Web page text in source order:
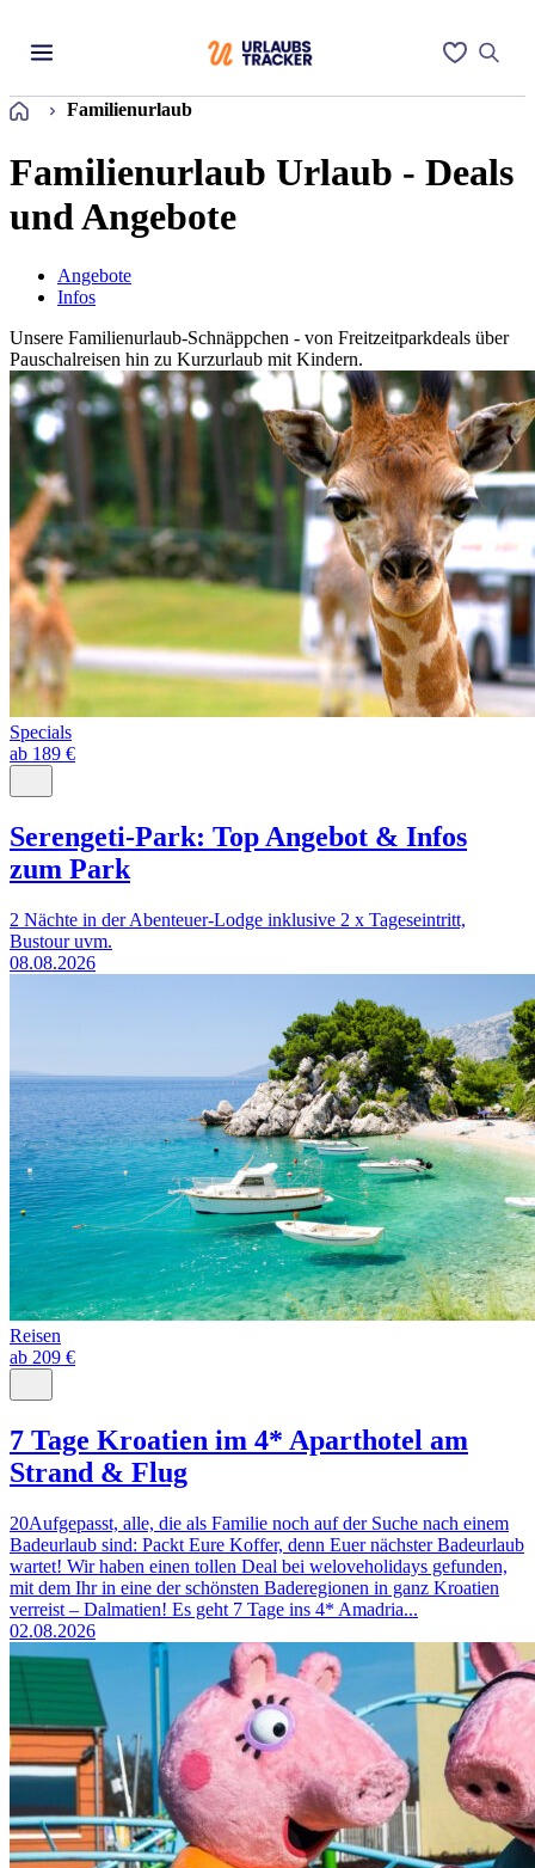
Startseite
Familienurlaub
Familienurlaub Urlaub - Deals
und Angebote
Angebote
Infos
Unsere Familienurlaub-Schnäppchen - von Freitzeitparkdeals über
Pauschalreisen hin zu Kurzurlaub mit Kindern.
Specials
ab 189 €
Serengeti-Park: Top Angebot & Infos
zum Park
2 Nächte in der Abenteuer-Lodge inklusive 2 x Tageseintritt,
Bustour uvm.
08.08.2026
Reisen
ab 209 €
7 Tage Kroatien im 4* Aparthotel am
Strand & Flug
20Aufgepasst, alle, die als Familie noch auf der Suche nach einem
Badeurlaub sind: Packt Eure Koffer, denn Euer nächster Badeurlaub
wartet! Wir haben einen tollen Deal bei weloveholidays gefunden,
mit dem Ihr in eine der schönsten Baderegionen in ganz Kroatien
verreist – Dalmatien! Es geht 7 Tage ins 4* Amadria...
02.08.2026